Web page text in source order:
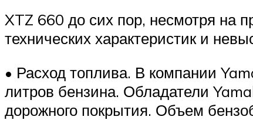
XTZ 660 до сих пор, несмотря на
технических характеристик и
• Расход топлива. В компании
литров бензина. Обладатели
дорожного покрытия. Объем